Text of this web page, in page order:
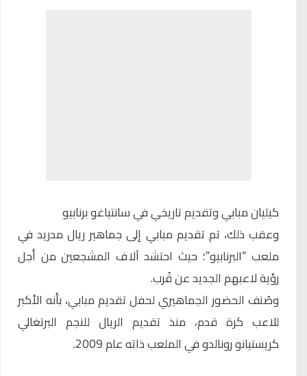
كيليان مبابي وتقديم تاريخي في سانتياغو برنابيو
وعقب ذلك، تم تقديم مبابي إلى جماهير ريال مدريد في
ملعب “البرنابيو”؛ حيث احتشد آلاف المشجعين من أجل
رؤية لاعبهم الجديد عن قُرب.
وصُنف الحضور الجماهيري لحفل تقديم مبابي، بأنه الأكبر
للاعب كرة قدم، منذ تقديم الريال للنجم البرتغالي
كريستيانو رونالدو في الملعب ذاته عام 2009.